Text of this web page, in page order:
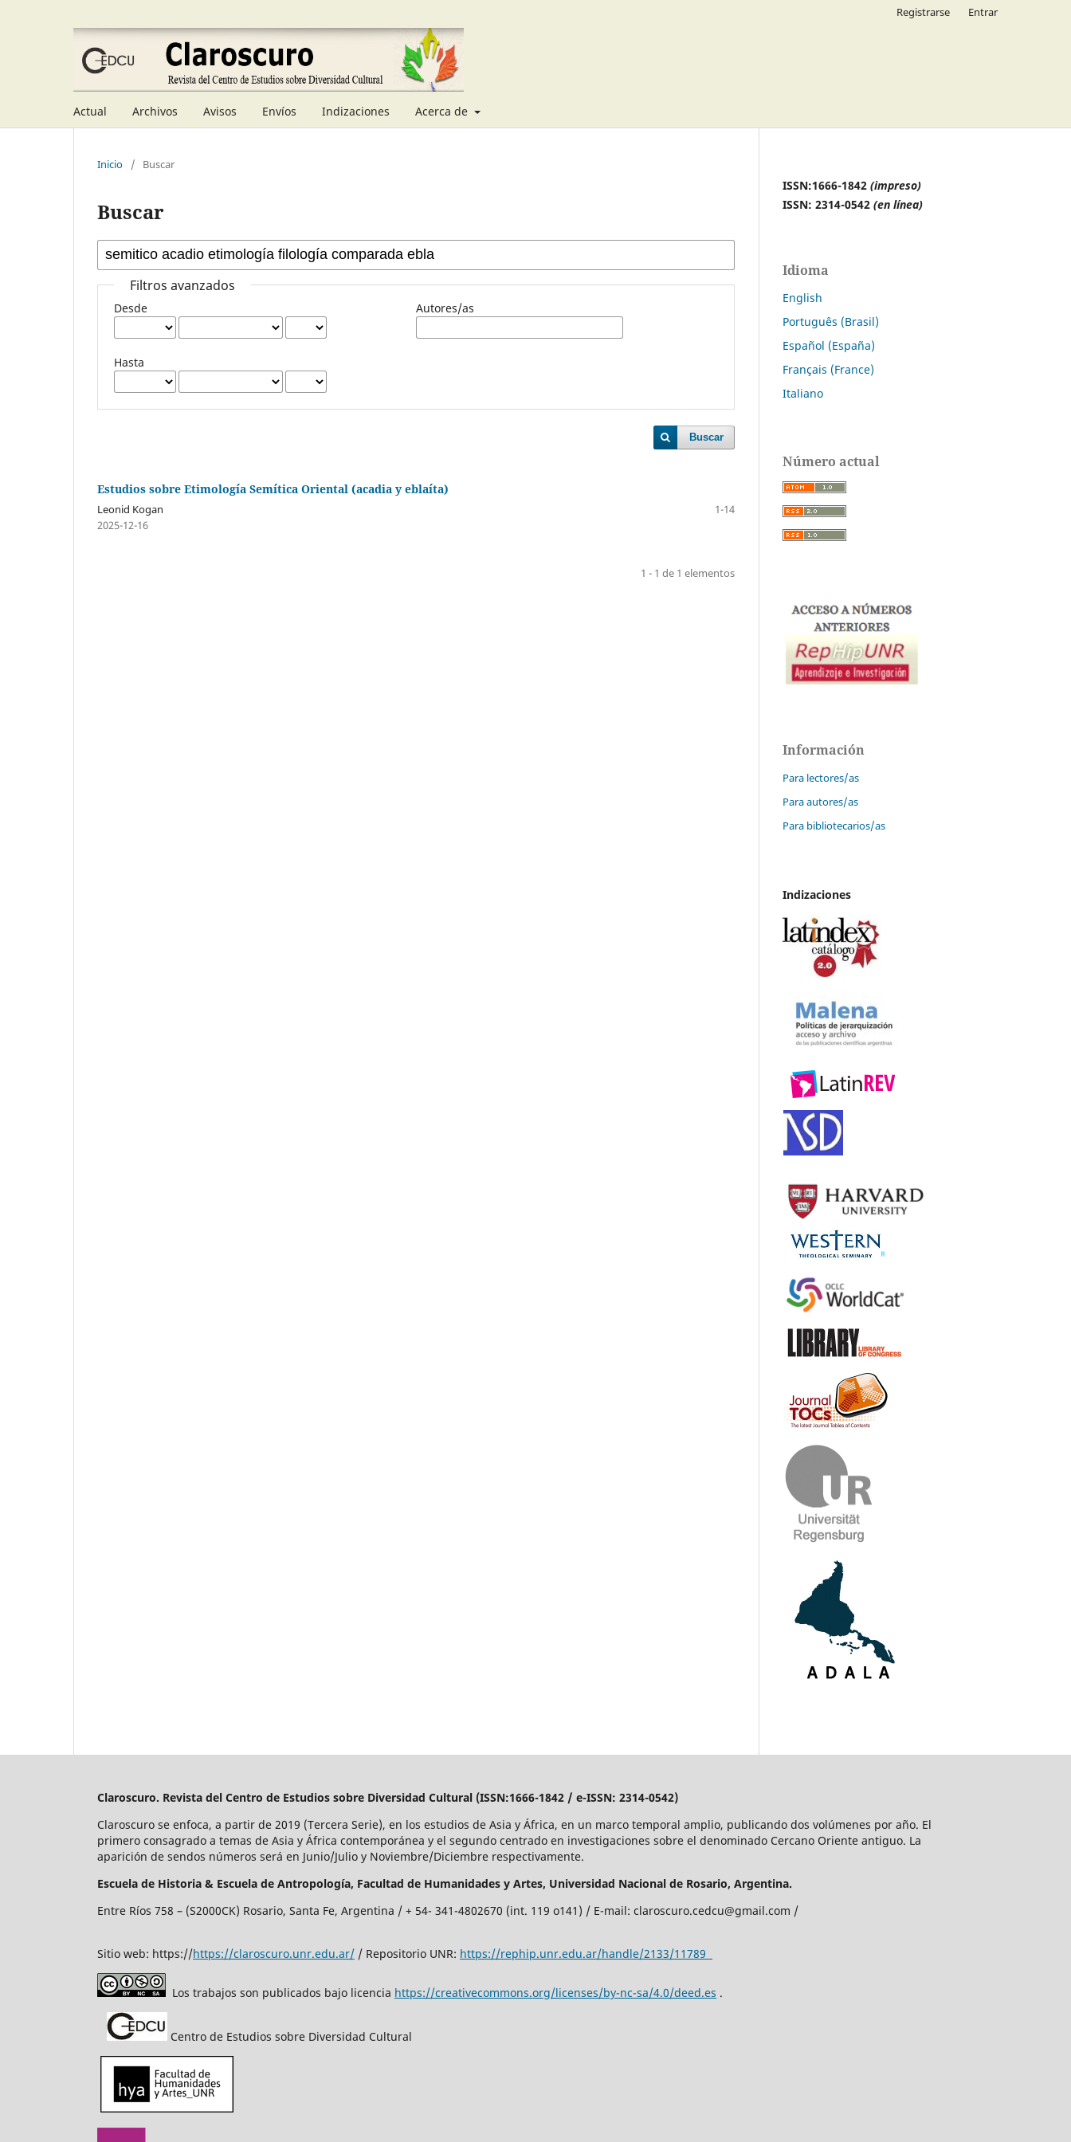
Actual Archivos Avisos Envíos Indizaciones Acerca de
Registrarse Entrar
Inicio / Buscar
Buscar
Filtros avanzados
Desde
Hasta
Autores/as
Buscar
Estudios sobre Etimología Semítica Oriental (acadia y eblaíta)
Leonid Kogan
1-14
2025-12-16
1 - 1 de 1 elementos
ISSN:1666-1842 (impreso)
ISSN: 2314-0542 (en línea)
Idioma
English
Português (Brasil)
Español (España)
Français (France)
Italiano
Número actual
Información
Para lectores/as
Para autores/as
Para bibliotecarios/as
Indizaciones
Claroscuro. Revista del Centro de Estudios sobre Diversidad Cultural (ISSN:1666-1842 / e-ISSN: 2314-0542)
Claroscuro se enfoca, a partir de 2019 (Tercera Serie), en los estudios de Asia y África, en un marco temporal amplio, publicando dos volúmenes por año. El
primero consagrado a temas de Asia y África contemporánea y el segundo centrado en investigaciones sobre el denominado Cercano Oriente antiguo. La
aparición de sendos números será en Junio/Julio y Noviembre/Diciembre respectivamente.
Escuela de Historia & Escuela de Antropología, Facultad de Humanidades y Artes, Universidad Nacional de Rosario, Argentina.
Entre Ríos 758 – (S2000CK) Rosario, Santa Fe, Argentina / + 54- 341-4802670 (int. 119 o141) / E-mail: claroscuro.cedcu@gmail.com /
Sitio web: https://https://claroscuro.unr.edu.ar/ / Repositorio UNR: https://rephip.unr.edu.ar/handle/2133/11789
Los trabajos son publicados bajo licencia https://creativecommons.org/licenses/by-nc-sa/4.0/deed.es .
Centro de Estudios sobre Diversidad Cultural